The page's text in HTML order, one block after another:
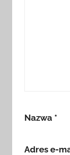
Nazwa *
Adres e-